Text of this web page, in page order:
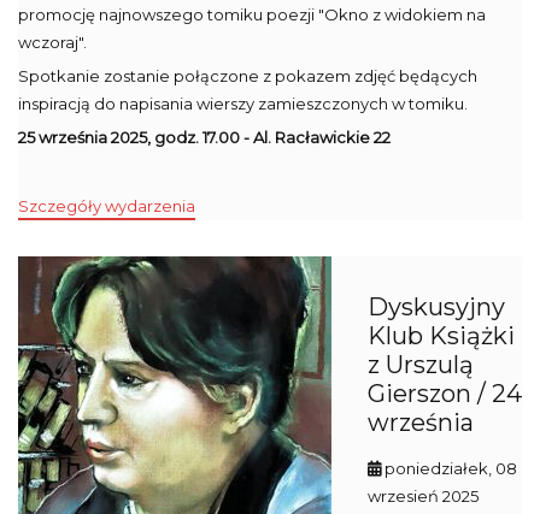
promocję najnowszego tomiku poezji "Okno z widokiem na
wczoraj".
Spotkanie zostanie połączone z pokazem zdjęć będących
inspiracją do napisania wierszy zamieszczonych w tomiku.
25 września 2025, godz. 17.00 - Al. Racławickie 22
Szczegóły wydarzenia
Dyskusyjny
Klub Książki
z Urszulą
Gierszon / 24
września
poniedziałek, 08
wrzesień 2025